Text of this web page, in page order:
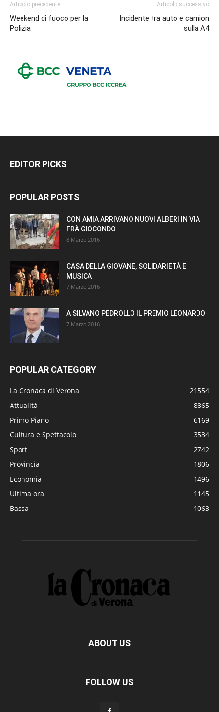
Articolo precedente
Weekend di fuoco per la
Polizia
Articolo successivo
Incidente tra auto e camion
sulla A4
EDITOR PICKS
POPULAR POSTS
CON AMIA ARRIVANO NUOVI ALBERI IN VIA
FRÀ GIOCONDO
8 Marzo 2016
CASA DELLA GIOVANE, SOLIDARIETÀ E
MUSICA
7 Marzo 2016
A SILVANO PEDROLLO IL PREMIO LEONARDO
7 Marzo 2016
POPULAR CATEGORY
La Cronaca di Verona
21554
Attualità
8865
Primo Piano
6169
Cultura e Spettacolo
3534
Sport
2742
Provincia
1806
Economia
1496
Ultima ora
1145
Bassa
1063
ABOUT US
FOLLOW US